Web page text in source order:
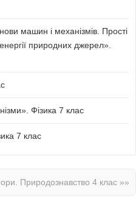
машин і механізмів. Прості
природних джерел».
Фізика 7 клас
7 клас
Природознавство 4 клас »»